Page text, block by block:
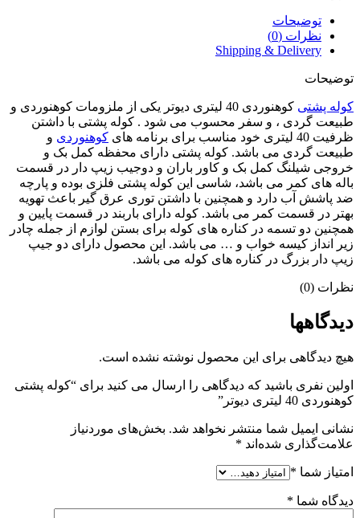
توضیحات
نظرات (0)
Shipping & Delivery
توضیحات
کوله پشتی
کوهنوردی 40 لیتری دیوتر یکی از ملزومات کوهنوردی و
طبیعت گردی ، و سفر محسوب می شود . کوله پشتی با داشتن
ظرفیت 40 لیتری خود مناسب برای برنامه های
کوهنوردی و
طبیعت گردی می باشد. کوله پشتی دارای محفظه کمل بک و
خروجی شیلنگ کمل بک و کاور باران و دوجیب زیپ دار در قسمت
باله های کمر می باشد، شاسی این کوله پشتی فلزی بوده و پارچه
ضد پاشش آب دارد و همچنین با داشتن توری عرق گیر باعث تهویه
بهتر در قسمت کمر می باشد. کوله دارای باربند در قسمت پایین و
همچنین دو تسمه در کناره های کوله برای بستن لوازم از جمله چادر
زیر انداز کیسه خواب و … می باشد. این محصول دارای دو جیپ
زیپ دار بزرگ در کناره های کوله می باشد.
نظرات (0)
دیدگاهها
هیچ دیدگاهی برای این محصول نوشته نشده است.
اولین نفری باشید که دیدگاهی را ارسال می کنید برای “کوله پشتی
کوهنوردی 40 لیتری دیوتر”
نشانی ایمیل شما منتشر نخواهد شد. بخش‌های موردنیاز
علامت‌گذاری شده‌اند *
امتیاز شما *
دیدگاه شما *